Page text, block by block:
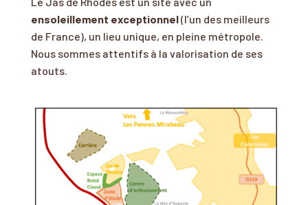
ensoleillement exceptionnel(l’un des meilleurs
de France), un lieu unique, en pleine métropole.
Nous sommes attentifs à la valorisation de ses
atouts.